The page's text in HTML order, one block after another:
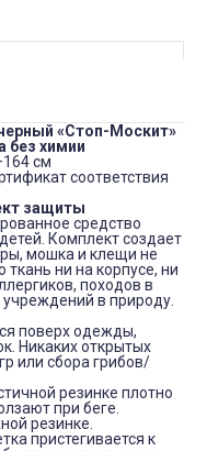
«Стоп-Москит»
без химии
см
соответствия
защиты
средство
Комплект создает
мошка и клещи не
ни на корпусе, ни
походов в
в природу.
поверх одежды,
Никаких открытых
или сбора грибов/
резинке плотно
при беге.
резинке.
пристегивается к